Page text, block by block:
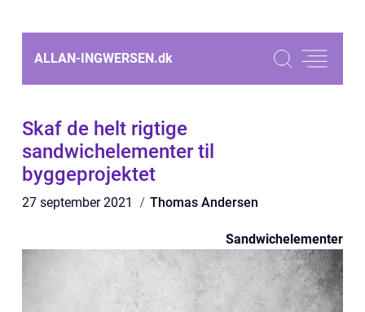
ALLAN-INGWERSEN.dk
Skaf de helt rigtige
sandwichelementer til
byggeprojektet
27 september 2021 Thomas Andersen
Sandwichelementer